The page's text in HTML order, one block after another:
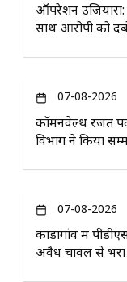
ऑपरेशन
साथ आरोपी को
07-08-2026
कॉमनवेल्थ रजत
विभाग ने किया
07-08-2026
कोंडागांव में
अवैध चावल से भरा